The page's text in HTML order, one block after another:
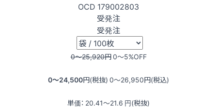
OCD 179002803
受発注
受発注
0〜25,920円0〜5%OFF
0〜24,500円(税抜) 0〜26,950円(税込)
単価： 20.41〜21.6 円(税抜)